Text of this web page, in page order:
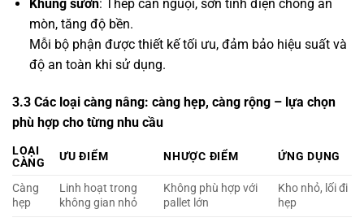
Khung sườn: Thép cán nguội, sơn tĩnh điện chống ăn
mòn, tăng độ bền.
Mỗi bộ phận được thiết kế tối ưu, đảm bảo hiệu suất và
độ an toàn khi sử dụng.
3.3 Các loại càng nâng: càng hẹp, càng rộng – lựa chọn
phù hợp cho từng nhu cầu
LOẠI
CÀNG
ƯU ĐIỂM NHƯỢC ĐIỂM ỨNG DỤNG
Càng
hẹp
Linh hoạt trong
không gian nhỏ
Không phù hợp với
pallet lớn
Kho nhỏ, lối đi
hẹp